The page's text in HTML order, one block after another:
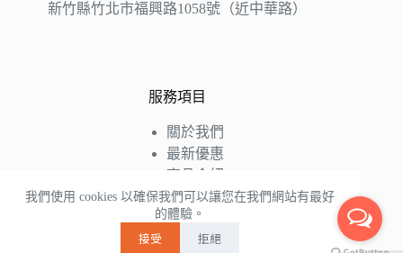
我們使用 cookies 以確保我們可以讓您在我們網站有最好
的體驗。
接受 拒絕
新竹縣竹北市福興路1058號（近中華路）
服務項目
關於我們
最新優惠
商品介紹
床墊知識
好評推薦
聯絡我們